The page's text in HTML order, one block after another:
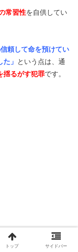
常習性を自供してい
頼して命を預けてい
」 という点は、通
揺るがす犯罪です。
し、医道審議会の
トップ サイドバー